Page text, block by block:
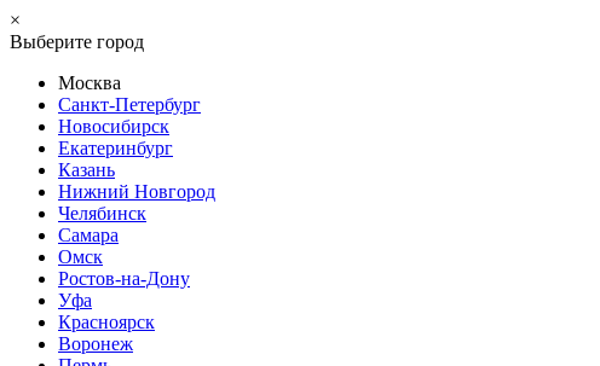
×
Выберите город
Москва
Санкт-Петербург
Новосибирск
Екатеринбург
Казань
Нижний Новгород
Челябинск
Самара
Омск
Ростов-на-Дону
Уфа
Красноярск
Воронеж